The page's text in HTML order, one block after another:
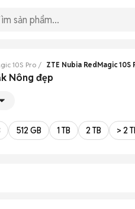
10S Pro ZTE Nubia RedMagic
Nông đẹp
512 GB 1 TB 2 TB > 2